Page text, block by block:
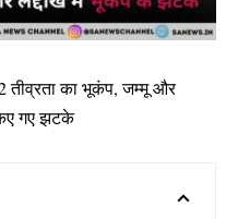
तीव्रता का भूकंप, जम्मू और
गए झटके